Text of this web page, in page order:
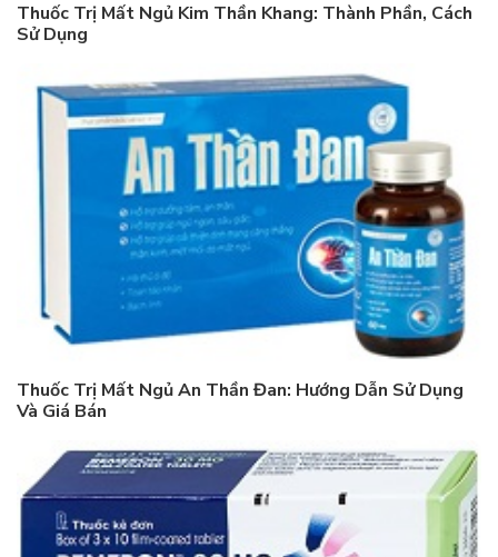
Thuốc Trị Mất Ngủ Kim Thần Khang: Thành Phần, Cách
Sử Dụng
Thuốc Trị Mất Ngủ An Thần Đan: Hướng Dẫn Sử Dụng
Và Giá Bán